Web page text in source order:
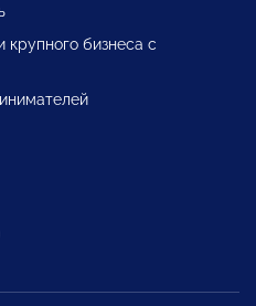
крупного бизнеса с